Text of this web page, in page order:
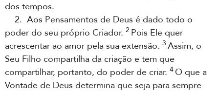
dos tempos.
2. Aos Pensamentos de Deus é dado todo o
poder do seu próprio Criador. 2 Pois Ele quer
acrescentar ao amor pela sua extensão. 3 Assim, o
Seu Filho compartilha da criação e tem que
compartilhar, portanto, do poder de criar. 4O que a
Vontade de Deus determina que seja para sempre